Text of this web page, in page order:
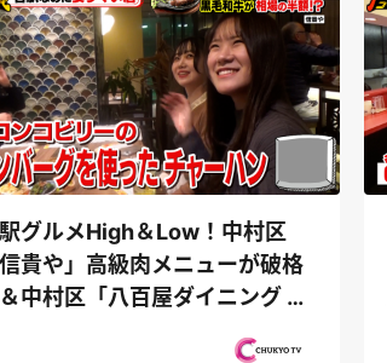
グルメHigh＆Low！中村区
信貴や」高級肉メニューが破格
中村区「八百屋ダイニング や